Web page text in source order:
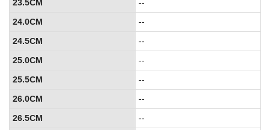
23.5CM
--
24.0CM
--
24.5CM
--
25.0CM
--
25.5CM
--
26.0CM
--
26.5CM
--